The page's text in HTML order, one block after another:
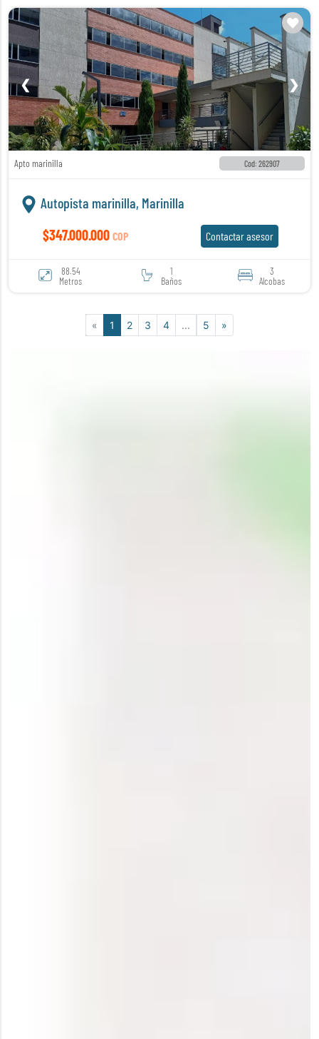
❮ ❯
Apto marinilla Cod: 262907
Autopista marinilla, Marinilla
$347.000.000 COP Contactar asesor
88.54
Metros
1
Baños
3
Alcobas
« 1 2 3 4 ... 5 »